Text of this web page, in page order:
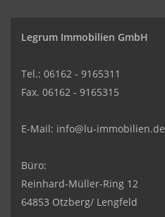
Legrum Immobilien GmbH
Tel.: 06162 - 9165311
Fax. 06162 - 9165315
E-Mail: info@lu-immobilien.de
Büro:
Reinhard-Müller-Ring 12
64853 Otzberg/ Lengfeld